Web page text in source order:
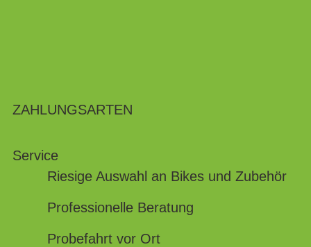
ZAHLUNGSARTEN
Service
Riesige Auswahl an Bikes und Zubehör
Professionelle Beratung
Probefahrt vor Ort